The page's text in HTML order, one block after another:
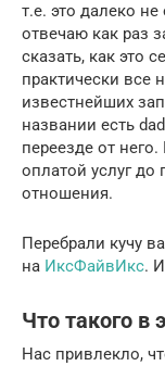
т.е. это далеко
отвечаю как раз
сказать, как это
практически все
известнейших
названии есть
переезде от
оплатой услуг
отношения.
Перебрали кучу
на ИксФайвИкс.
Что такого в
Нас привлекло,